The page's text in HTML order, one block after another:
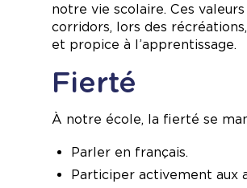
notre vie scolaire. Ces
corridors, lors des
et propice à l’apprentissage.
Fierté
À notre école, la fierté se
Parler en français.
Participer activement aux